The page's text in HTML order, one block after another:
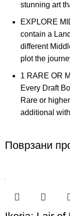
stunning art
EXPLORE
contain a
different
plot the
1 RARE OR
Every Draft
Rare or
additional
Поврзани